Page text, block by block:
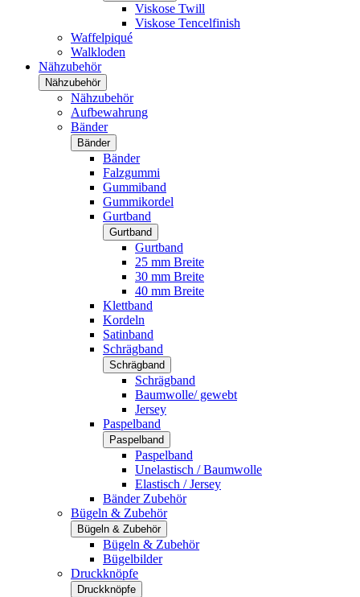
Viskose Twill
Viskose Tencelfinish
Waffelpiqué
Walkloden
Nähzubehör
Nähzubehör
Nähzubehör
Aufbewahrung
Bänder
Bänder
Bänder
Falzgummi
Gummiband
Gummikordel
Gurtband
Gurtband
Gurtband
25 mm Breite
30 mm Breite
40 mm Breite
Klettband
Kordeln
Satinband
Schrägband
Schrägband
Schrägband
Baumwolle/ gewebt
Jersey
Paspelband
Paspelband
Paspelband
Unelastisch / Baumwolle
Elastisch / Jersey
Bänder Zubehör
Bügeln & Zubehör
Bügeln & Zubehör
Bügeln & Zubehör
Bügelbilder
Druckknöpfe
Druckknöpfe